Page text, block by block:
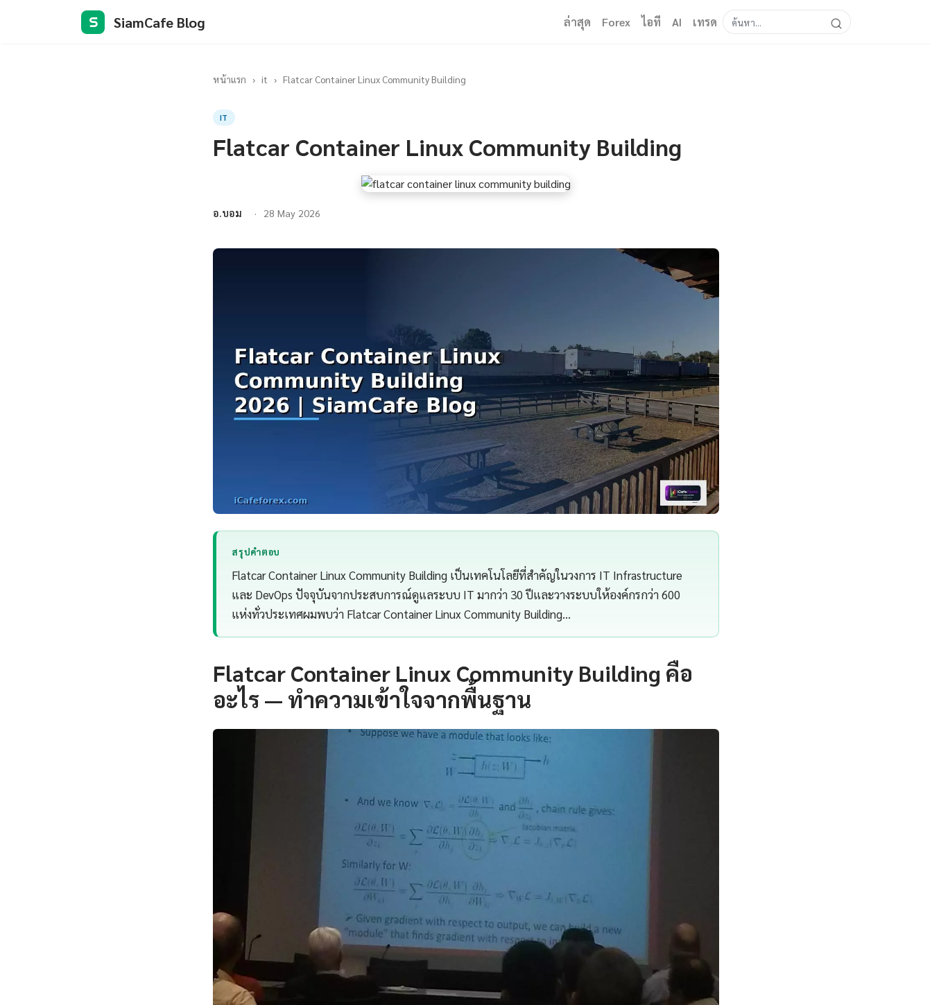
S SiamCafe Blog ล่าสุด Forex ไอที AI เทรด
หน้าแรก › it › Flatcar Container Linux Community Building
IT
Flatcar Container Linux Community Building
อ.บอม 28 May 2026
สรุปคำตอบ
Flatcar Container Linux Community Building เป็นเทคโนโลยีที่สำคัญในวงการ IT Infrastructure
และ DevOps ปัจจุบันจากประสบการณ์ดูแลระบบ IT มากว่า 30 ปีและวางระบบให้องค์กรกว่า 600
แห่งทั่วประเทศผมพบว่า Flatcar Container Linux Community Building…
Flatcar Container Linux Community Building คือ
อะไร — ทำความเข้าใจจากพื้นฐาน